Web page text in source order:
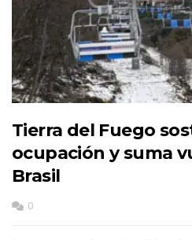
Tierra del Fuego
ocupación y suma
Brasil
0